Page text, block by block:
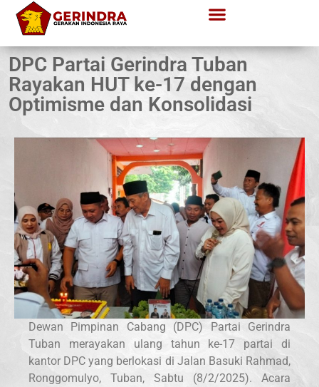
DPC Partai Gerindra Tuban
Rayakan HUT ke-17 dengan
Optimisme dan Konsolidasi
Dewan Pimpinan Cabang (DPC) Partai Gerindra
Tuban merayakan ulang tahun ke-17 partai di
kantor DPC yang berlokasi di Jalan Basuki Rahmad,
Ronggomulyo, Tuban, Sabtu (8/2/2025). Acara